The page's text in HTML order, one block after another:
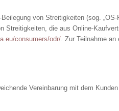
von Streitigkeiten (sog.
Streitigkeiten, die aus Online-
consumers/odr/. Zur Teilnahme
Vereinbarung mit dem